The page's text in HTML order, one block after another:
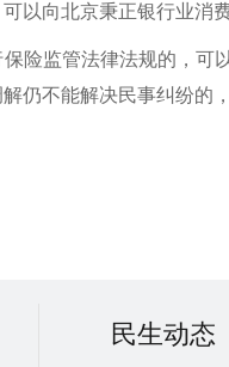
以向北京秉正银行业消
险监管法律法规的，可
仍不能解决民事纠纷的
民生动态